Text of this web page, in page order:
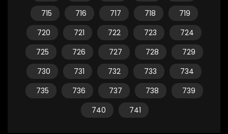
715
716 717 718
719
720
721 722 723
724
725
726 727 728
729
730
731 732 733
734
735
736 737 738
739
740
741